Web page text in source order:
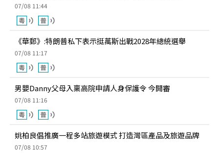
07/08 11:44
《華郵》:特朗普私下表示挺萬斯出戰2028年總統選舉
07/08 11:17
男嬰Danny父母入稟高院申請人身保護令 今開審
07/08 11:16
姚柏良倡推廣一程多站旅遊模式 打造灣區產品及旅遊品牌
07/08 10:57